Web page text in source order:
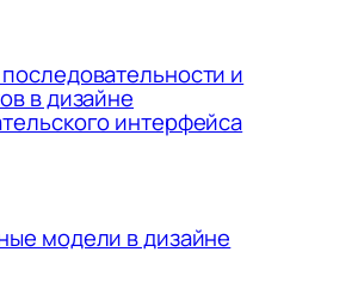
и
в дизайне
интерфейса
модели в дизайне